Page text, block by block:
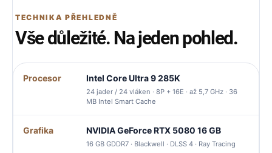
TECHNIKA PŘEHLEDNĚ
Vše důležité. Na jeden pohled.
Procesor Intel Core Ultra 9 285K
24 jader / 24 vláken · 8P + 16E · až 5,7 GHz · 36
MB Intel Smart Cache
Grafika NVIDIA GeForce RTX 5080 16 GB
16 GB GDDR7 · Blackwell · DLSS 4 · Ray Tracing